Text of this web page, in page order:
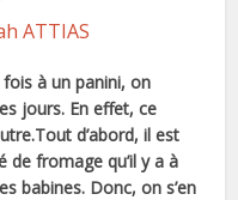
ATTIAS
à un panini, on
jours. En effet, ce
Tout d’abord, il est
de fromage qu’il y a à
babines. Donc, on s’en